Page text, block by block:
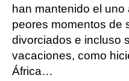
han mantenido el uno
peores momentos de
divorciados e incluso
vacaciones, como
África…